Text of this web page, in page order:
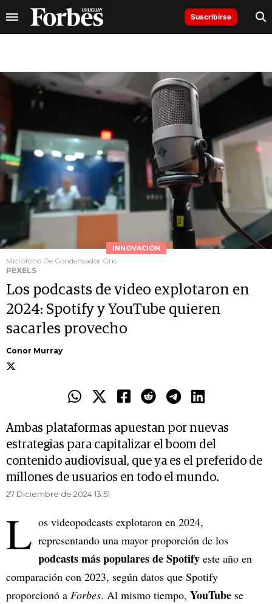
Suscribirse
INNOVACIÓN
Micrófono De Condensador Gris
PEXELS
Los podcasts de video explotaron en
2024: Spotify y YouTube quieren
sacarles provecho
Conor Murray
Ambas plataformas apuestan por nuevas
estrategias para capitalizar el boom del
contenido audiovisual, que ya es el preferido de
millones de usuarios en todo el mundo.
27 Diciembre de 2024 13.51
L os videopodcasts explotaron en 2024,
representando una mayor proporción de los
podcasts más populares de Spotify este año en
comparación con 2023, según datos que Spotify
proporcionó a Forbes. Al mismo tiempo, YouTube se